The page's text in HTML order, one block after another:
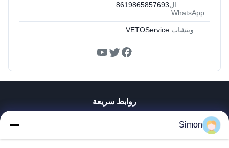
ال
WhatsApp:
8619865857693
ويتشات:VETOService
روابط سريعة
Simon